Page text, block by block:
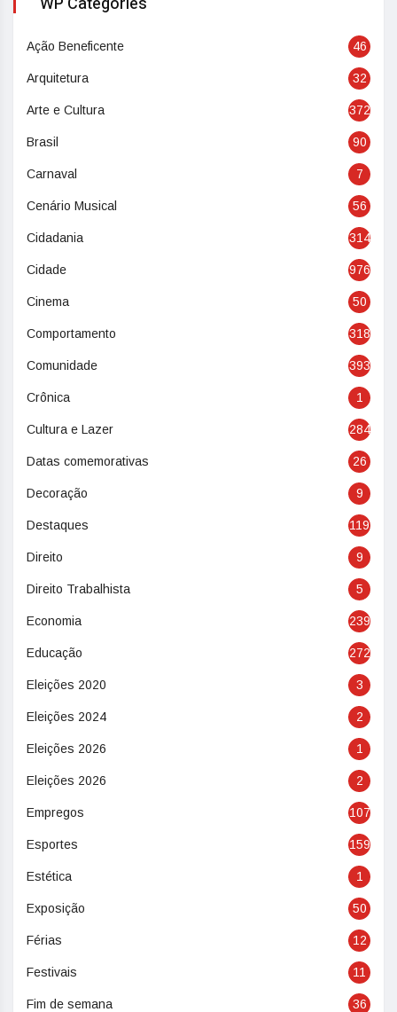
Ação Beneficente 46
Arquitetura 32
Arte e Cultura 372
Brasil 90
Carnaval 7
Cenário Musical 56
Cidadania 314
Cidade 976
Cinema 50
Comportamento 318
Comunidade 393
Crônica 1
Cultura e Lazer 284
Datas comemorativas 26
Decoração 9
Destaques 119
Direito 9
Direito Trabalhista 5
Economia 239
Educação 272
Eleições 2020 3
Eleições 2024 2
Eleições 2026 1
Eleições 2026 2
Empregos 107
Esportes 159
Estética 1
Exposição 50
Férias 12
Festivais 11
Fim de semana 36